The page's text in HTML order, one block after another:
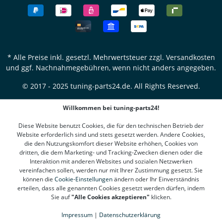
* Alle Preise inkl. gesetzl. Mehrwertsteuer zzgl. Versandkosten
und ggf. Nachnahmegebühren, wenn nicht anders angegeben.
© 2017 - 2025 tuning-parts24.de. All Rights Reserved.
Willkommen bei tuning-parts24!
Diese Website benutzt Cookies, die für den technischen Betrieb der
Website erforderlich sind und stets gesetzt werden. Andere Cookies,
die den Nutzungskomfort dieser Website erhöhen, Cookies von
dritten, die dem Marketing- und Tracking-Zwecken dienen oder die
Interaktion mit anderen Websites und sozialen Netzwerken
vereinfachen sollen, werden nur mit Ihrer Zustimmung gesetzt. Sie
können die Cookie-Einstellungenändern oder Ihr Einverständnis
erteilen, dass alle genannten Cookies gesetzt werden dürfen, indem
Sie auf"Alle Cookies akzeptieren" klicken.
Impressum | Datenschutzerklärung